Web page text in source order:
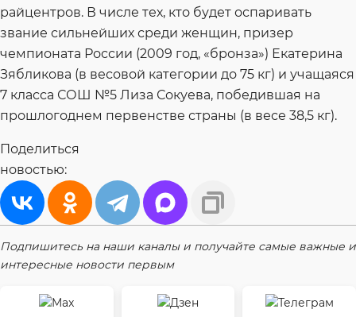
райцентров. В числе тех, кто будет оспаривать
звание сильнейших среди женщин, призер
чемпионата России (2009 год, «бронза») Екатерина
Зябликова (в весовой категории до 75 кг) и учащаяся
7 класса СОШ №5 Лиза Сокуева, победившая на
прошлогоднем первенстве страны (в весе 38,5 кг).
Поделиться
новостью:
Подпишитесь на наши каналы и получайте самые важные и
интересные новости первым